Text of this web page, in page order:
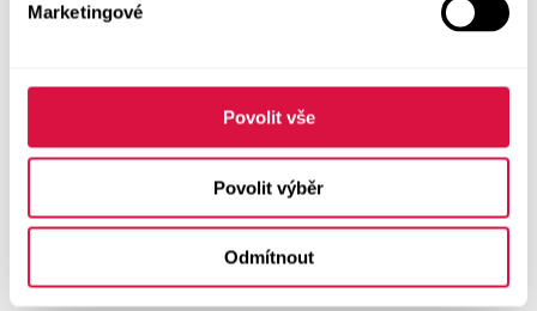
Marketingové
Povolit vše
Povolit výběr
Odmítnout
Boty GEOX
Pásky
Peněženky